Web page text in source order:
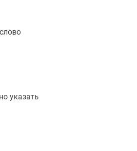
указать